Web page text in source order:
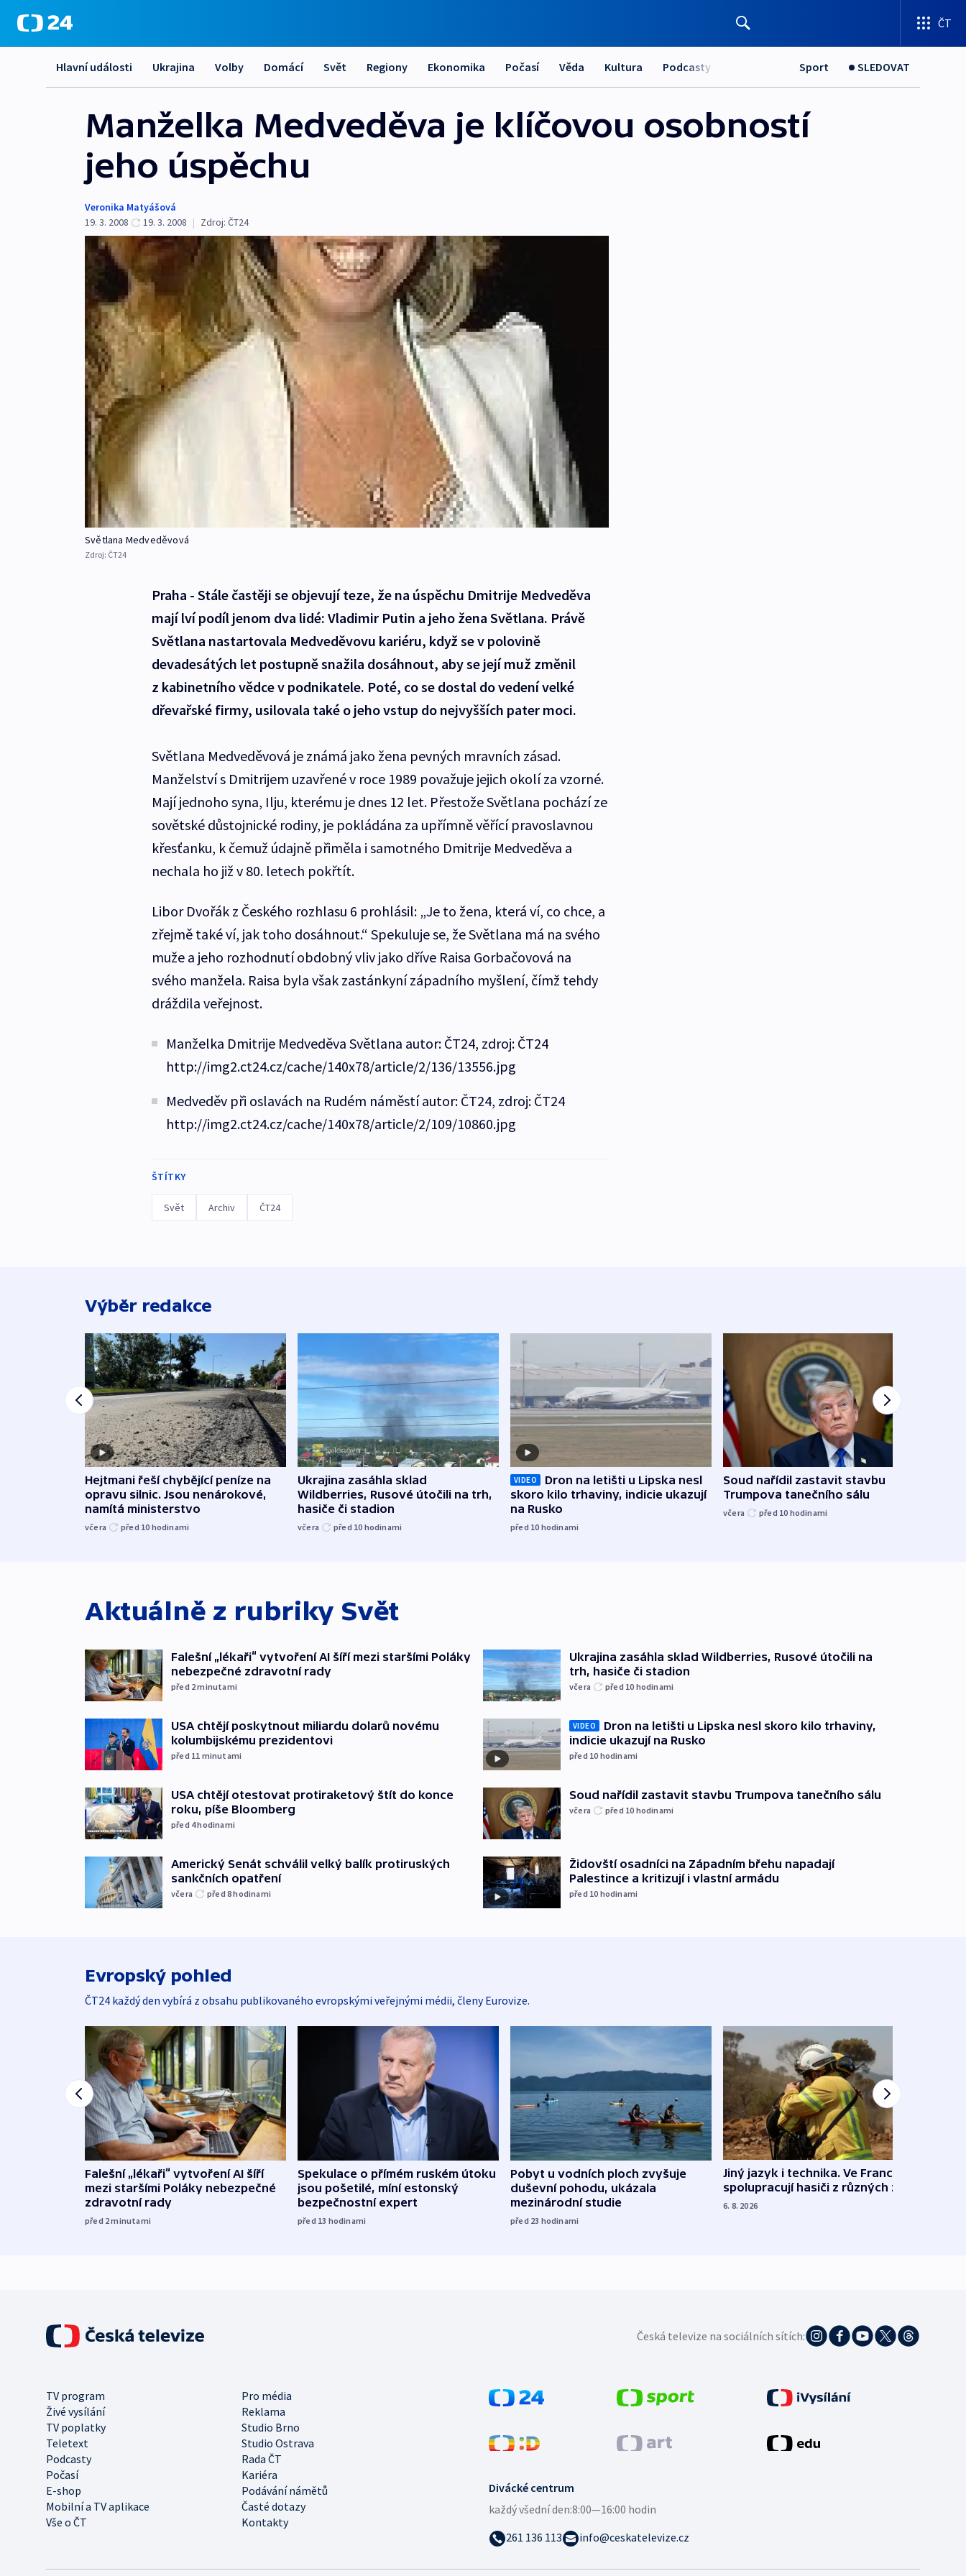
ČT
Hlavní události Ukrajina Volby Domácí Svět Regiony Ekonomika Počasí Věda Kultura Podcasty Sport SLEDOVAT
Manželka Medveděva je klíčovou osobností
jeho úspěchu
Veronika Matyášová
19. 3. 2008
19. 3. 2008 | Zdroj: ČT24
Světlana Medveděvová
Zdroj: ČT24
Praha - Stále častěji se objevují teze, že na úspěchu Dmitrije Medveděva
mají lví podíl jenom dva lidé: Vladimir Putin a jeho žena Světlana. Právě
Světlana nastartovala Medveděvovu kariéru, když se v polovině
devadesátých let postupně snažila dosáhnout, aby se její muž změnil
z kabinetního vědce v podnikatele. Poté, co se dostal do vedení velké
dřevařské firmy, usilovala také o jeho vstup do nejvyšších pater moci.
Světlana Medveděvová je známá jako žena pevných mravních zásad.
Manželství s Dmitrijem uzavřené v roce 1989 považuje jejich okolí za vzorné.
Mají jednoho syna, Ilju, kterému je dnes 12 let. Přestože Světlana pochází ze
sovětské důstojnické rodiny, je pokládána za upřímně věřící pravoslavnou
křesťanku, k čemuž údajně přiměla i samotného Dmitrije Medveděva a
nechala ho již v 80. letech pokřtít.
Libor Dvořák z Českého rozhlasu 6 prohlásil: „Je to žena, která ví, co chce, a
zřejmě také ví, jak toho dosáhnout.“ Spekuluje se, že Světlana má na svého
muže a jeho rozhodnutí obdobný vliv jako dříve Raisa Gorbačovová na
svého manžela. Raisa byla však zastánkyní západního myšlení, čímž tehdy
dráždila veřejnost.
Manželka Dmitrije Medveděva Světlana autor: ČT24, zdroj: ČT24
http://img2.ct24.cz/cache/140x78/article/2/136/13556.jpg
Medveděv při oslavách na Rudém náměstí autor: ČT24, zdroj: ČT24
http://img2.ct24.cz/cache/140x78/article/2/109/10860.jpg
ŠTÍTKY
Svět Archiv ČT24
Výběr redakce
Hejtmani řeší chybějící peníze na
opravu silnic. Jsou nenárokové,
namítá ministerstvo
včera před 10 hodinami
Ukrajina zasáhla sklad
Wildberries, Rusové útočili na trh,
hasiče či stadion
včera před 10 hodinami
VIDEO
Dron na letišti u Lipska nesl
skoro kilo trhaviny, indicie ukazují
na Rusko
před 10 hodinami
Soud nařídil zastavit stavbu
Trumpova tanečního sálu
včera před 10 hodinami
Aktuálně z rubriky Svět
Falešní „lékaři“ vytvoření AI šíří mezi staršími Poláky
nebezpečné zdravotní rady
před 2minutami
USA chtějí poskytnout miliardu dolarů novému
kolumbijskému prezidentovi
před 11 minutami
USA chtějí otestovat protiraketový štít do konce
roku, píše Bloomberg
před 4hodinami
Americký Senát schválil velký balík protiruských
sankčních opatření
včera před 8hodinami
Ukrajina zasáhla sklad Wildberries, Rusové útočili na
trh, hasiče či stadion
včera před 10 hodinami
VIDEO
Dron na letišti u Lipska nesl skoro kilo trhaviny,
indicie ukazují na Rusko
před 10 hodinami
Soud nařídil zastavit stavbu Trumpova tanečního sálu
včera před 10 hodinami
Židovští osadníci na Západním břehu napadají
Palestince a kritizují i vlastní armádu
před 10 hodinami
Evropský pohled
ČT24 každý den vybírá z obsahu publikovaného evropskými veřejnými médii, členy Eurovize.
Falešní „lékaři“ vytvoření AI šíří
mezi staršími Poláky nebezpečné
zdravotní rady
před 2minutami
Spekulace o přímém ruském útoku
jsou pošetilé, míní estonský
bezpečnostní expert
před 13 hodinami
Pobyt u vodních ploch zvyšuje
duševní pohodu, ukázala
mezinárodní studie
před 23 hodinami
Jiný jazyk i technika. Ve Francii
spolupracují hasiči z různých zemí
6. 8. 2026
Česká televize na sociálních sítích:
TV program
Pro média
Živé vysílání
Reklama
TV poplatky
Studio Brno
Teletext
Studio Ostrava
Podcasty
Rada ČT
Počasí
Kariéra
E-shop
Podávání námětů
Mobilní a TV aplikace
Časté dotazy
Vše o ČT
Kontakty
Divácké centrum
každý všední den:8:00—16:00 hodin
261 136 113
info@ceskatelevize.cz